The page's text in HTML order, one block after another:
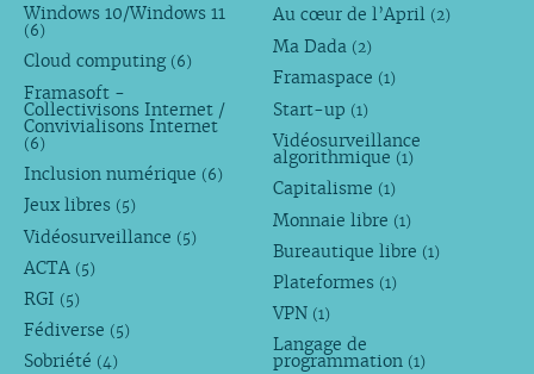
Windows 10/Windows 11
(6)
Cloud computing (6)
Framasoft -
Collectivisons Internet /
Convivialisons Internet
(6)
Inclusion numérique (6)
Jeux libres (5)
Vidéosurveillance (5)
ACTA (5)
RGI (5)
Fédiverse (5)
Sobriété (4)
Au cœur de l’April (2)
Ma Dada (2)
Framaspace (1)
Start-up (1)
Vidéosurveillance
algorithmique (1)
Capitalisme (1)
Monnaie libre (1)
Bureautique libre (1)
Plateformes (1)
VPN (1)
Langage de
programmation (1)